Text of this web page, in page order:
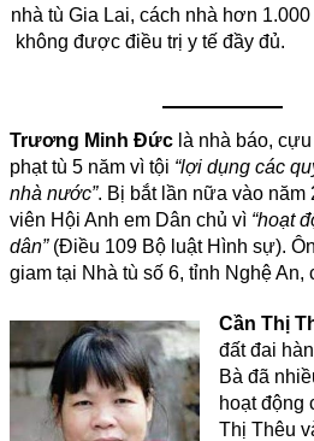
nhà tù Gia Lai, cách nhà hơn
không được điều trị y tế đầy đủ.
Trương Minh Đức là nhà báo,
phạt tù 5 năm vì tội “lợi dụng các
nhà nước”. Bị bắt lần nữa vào
viên Hội Anh em Dân chủ vì “hoạt
dân”(Điều 109 Bộ luật Hình sự).
giam tại Nhà tù số 6, tỉnh Nghệ An,
Cần Thị
đất đai
Bà đã
hoạt động
Thị Thêu